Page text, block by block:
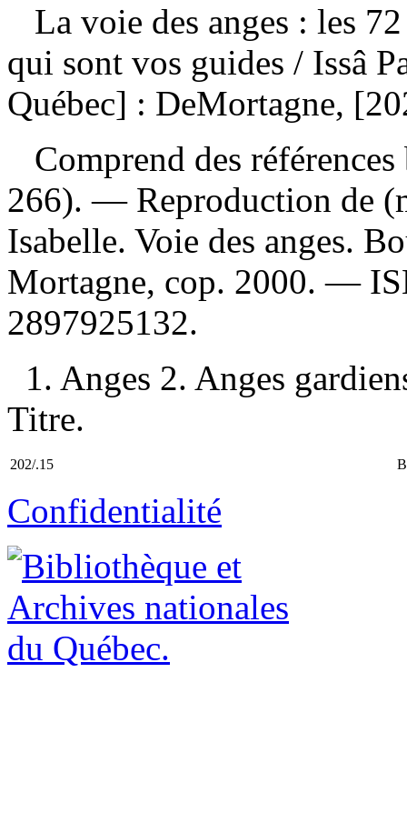
La voie des anges : les
qui sont vos guides / Issâ
Québec] : DeMortagne,
Comprend des
266). — Reproduction de
Isabelle. Voie des anges.
Mortagne, cop. 2000. —
2897925132.
1. Anges 2. Anges
Titre.
202/.15
Confidentialité